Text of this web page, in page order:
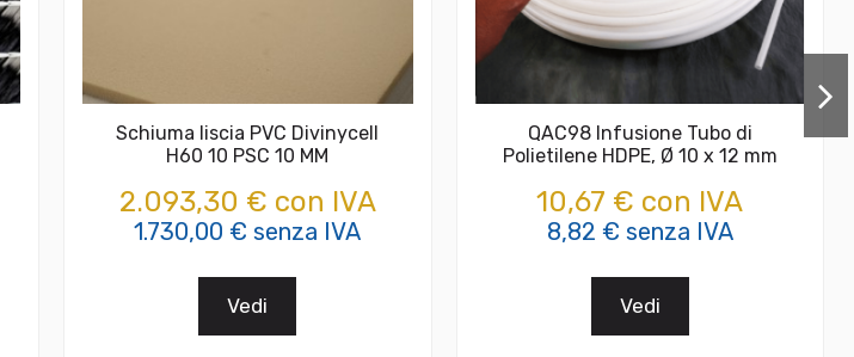
Schiuma liscia PVC Divinycell
H60 10 PSC 10 MM
2.093,30 € con IVA
1.730,00 € senza IVA
Vedi
QAC98 Infusione Tubo di
Polietilene HDPE, Ø 10 x 12 mm
10,67 € con IVA
8,82 € senza IVA
Vedi